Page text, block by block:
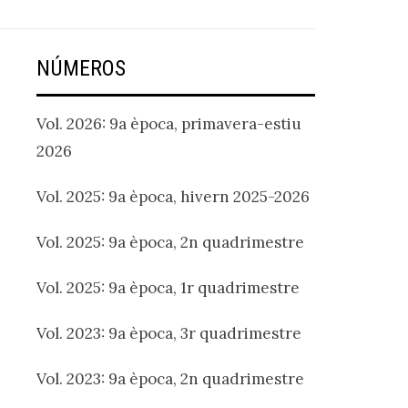
NÚMEROS
Vol. 2026: 9a època, primavera-estiu
2026
Vol. 2025: 9a època, hivern 2025-2026
Vol. 2025: 9a època, 2n quadrimestre
Vol. 2025: 9a època, 1r quadrimestre
Vol. 2023: 9a època, 3r quadrimestre
Vol. 2023: 9a època, 2n quadrimestre